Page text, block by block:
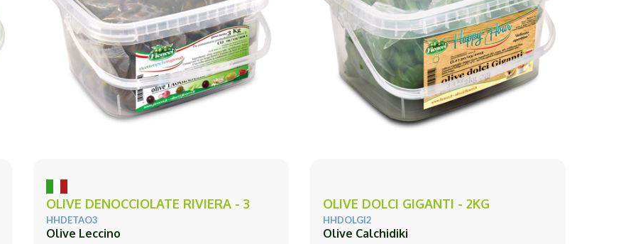
OLIVE DENOCCIOLATE RIVIERA - 3
HHDETAO3
Olive Leccino
OLIVE DOLCI GIGANTI - 2KG
HHDOLGI2
Olive Calchidiki